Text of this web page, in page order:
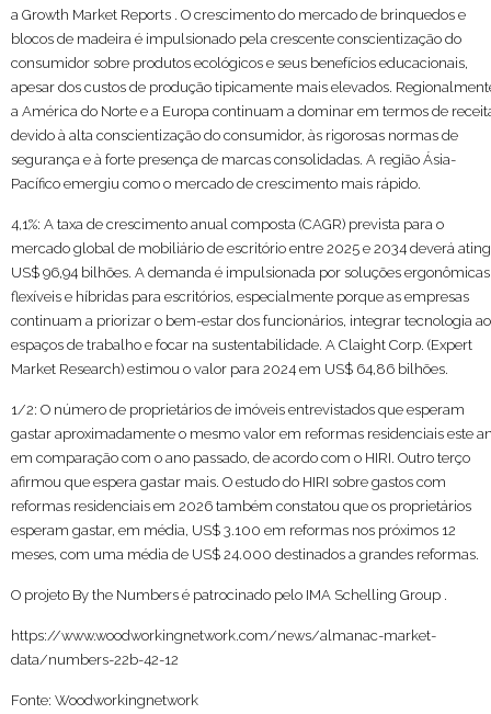
a Growth Market Reports . O crescimento do mercado de brinquedos e
blocos de madeira é impulsionado pela crescente conscientização do
consumidor sobre produtos ecológicos e seus benefícios educacionais,
apesar dos custos de produção tipicamente mais elevados.
a América do Norte e a Europa continuam a dominar em termos de
devido à alta conscientização do consumidor, às rigorosas normas de
segurança e à forte presença de marcas consolidadas. A região Ásia-
Pacífico emergiu como o mercado de crescimento mais rápido.
4,1%: A taxa de crescimento anual composta (CAGR) prevista para o
mercado global de mobiliário de escritório entre 2025 e 2034 deverá
US$ 96,94 bilhões. A demanda é impulsionada por soluções
flexíveis e híbridas para escritórios, especialmente porque as empresas
continuam a priorizar o bem-estar dos funcionários, integrar tecnologia
espaços de trabalho e focar na sustentabilidade. A Claight Corp. (Expert
Market Research) estimou o valor para 2024 em US$ 64,86 bilhões.
1/2: O número de proprietários de imóveis entrevistados que esperam
gastar aproximadamente o mesmo valor em reformas residenciais este
em comparação com o ano passado, de acordo com o HIRI. Outro terço
afirmou que espera gastar mais. O estudo do HIRI sobre gastos com
reformas residenciais em 2026 também constatou que os proprietários
esperam gastar, em média, US$ 3.100 em reformas nos próximos 12
meses, com uma média de US$ 24.000 destinados a grandes reformas.
O projeto By the Numbers é patrocinado pelo IMA Schelling Group .
https://www.woodworkingnetwork.com/news/almanac-market-
data/numbers-22b-42-12
Fonte: Woodworkingnetwork